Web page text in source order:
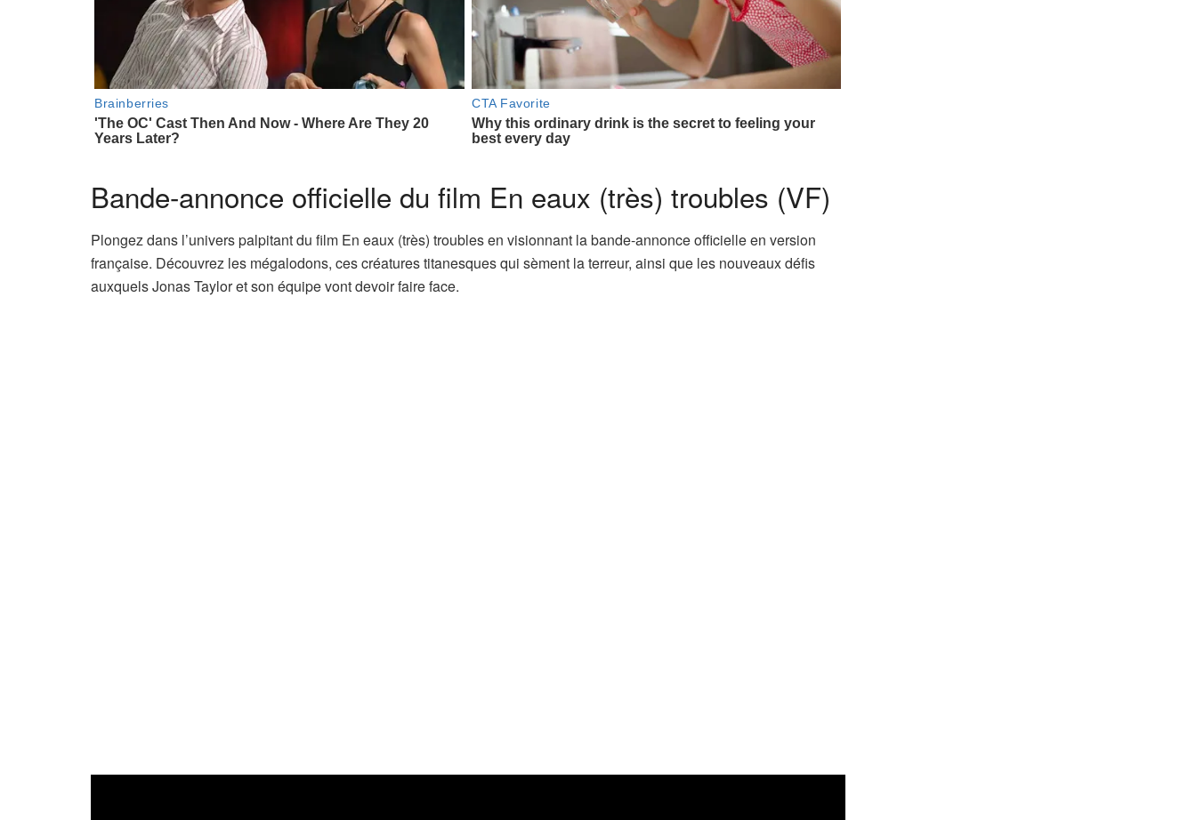
Bande-annonce officielle du film En eaux (très) troubles (VF)
Plongez dans l’univers palpitant du film En eaux (très) troubles en visionnant la bande-annonce officielle en version
française. Découvrez les mégalodons, ces créatures titanesques qui sèment la terreur, ainsi que les nouveaux défis
auxquels Jonas Taylor et son équipe vont devoir faire face.